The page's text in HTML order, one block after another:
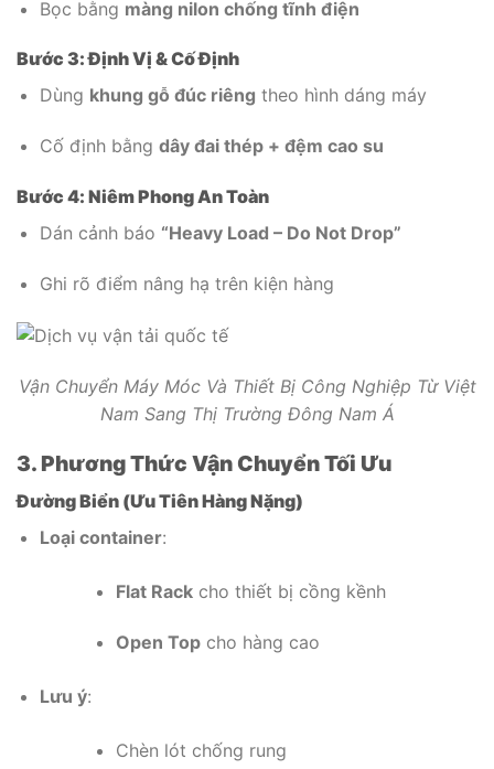
Bọc bằng màng nilon chống tĩnh điện
Bước 3: Định Vị & Cố Định
Dùng khung gỗ đúc riêng theo hình dáng máy
Cố định bằng dây đai thép + đệm cao su
Bước 4: Niêm Phong An Toàn
Dán cảnh báo “Heavy Load – Do Not Drop”
Ghi rõ điểm nâng hạ trên kiện hàng
Vận Chuyển Máy Móc Và Thiết Bị Công Nghiệp Từ Việt
Nam Sang Thị Trường Đông Nam Á
3. Phương Thức Vận Chuyển Tối Ưu
Đường Biển (Ưu Tiên Hàng Nặng)
Loại container:
Flat Rackcho thiết bị cồng kềnh
Open Topcho hàng cao
Lưu ý:
Chèn lót chống rung